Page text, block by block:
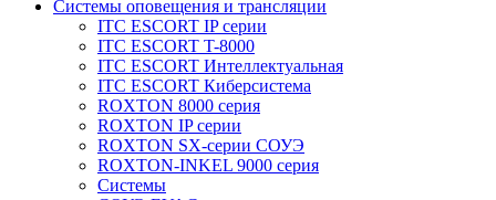
Системы оповещения и трансляции
ITC ESCORT IP серии
ITC ESCORT T-8000
ITC ESCORT Интеллектуальная
ITC ESCORT Киберсистема
ROXTON 8000 серия
ROXTON IP серии
ROXTON SX-серии СОУЭ
ROXTON-INKEL 9000 серия
Системы